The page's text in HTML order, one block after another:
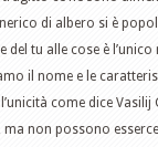
di albero si è
del tu alle cose è
il nome e le
come dice Vasilij
non possono